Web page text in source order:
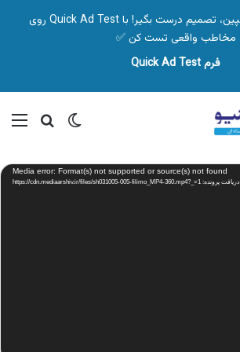
🎯 قبل از شروع کمپین، تصمیم درست بگیر! با Quick Ad Test روی
مخاطب واقعی تست کن ✅
فرم Quick Ad Test
تغییر پوسته
Media error: Format(s) not supported or source(s) not found
دریافت پرونده: https://cdn.mediaarshiv.ir/files/sh031005-005-filimo_MP4-360.mp4?_=1